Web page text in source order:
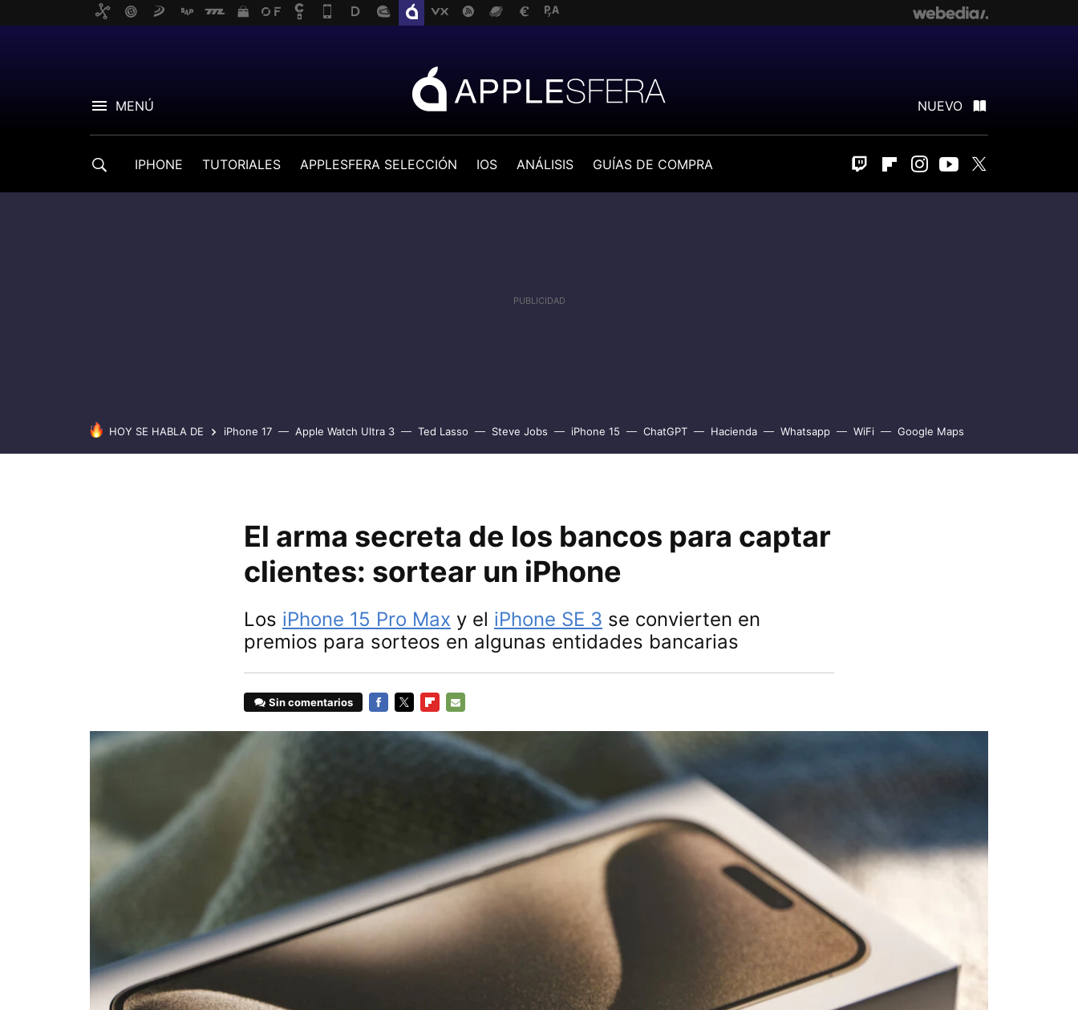
MENÚ NUEVO
IPHONE TUTORIALES APPLESFERA SELECCIÓN IOS ANÁLISIS GUÍAS DE COMPRA Twitch FlipboardInstagram
Youtube
HOY SE HABLA DE iPhone 17 Apple Watch Ultra 3 Ted Lasso Steve Jobs iPhone 15 ChatGPT Hacienda Whatsapp WiFi Google Maps
El arma secreta de los bancos para captar
clientes: sortear un iPhone
Los iPhone 15 Pro Max y el iPhone SE 3 se convierten en
premios para sorteos en algunas entidades bancarias
Sin comentarios
MAIL